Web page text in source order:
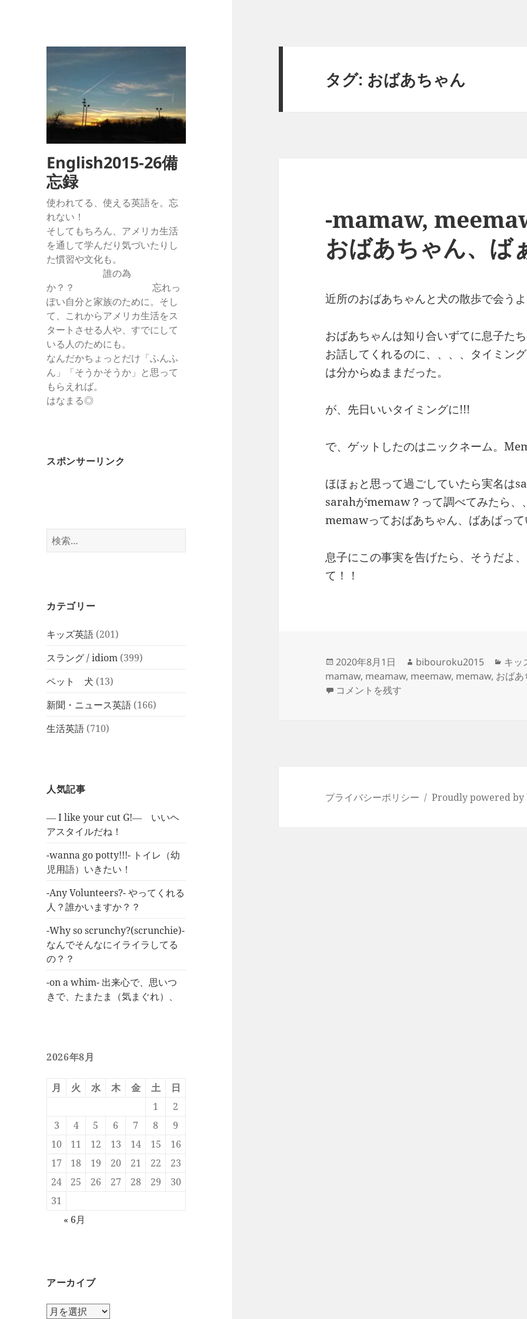
English2015-26備
忘録
使われてる、使える英語を。忘
れない！
そしてもちろん、アメリカ生活
を通して学んだり気づいたりし
た慣習や文化も。
誰の為
か？？ 忘れっ
ぽい自分と家族のために。そし
て、これからアメリカ生活をス
タートさせる人や、すでにして
いる人のためにも。
なんだかちょっとだけ「ふんふ
ん」「そうかそうか」と思って
もらえれば。
はなまる◎
スポンサーリンク
検
索:
カテゴリー
キッズ英語 (201)
スラング / idiom (399)
ペット 犬 (13)
新聞・ニュース英語 (166)
生活英語 (710)
人気記事
― I like your cut G!― いいヘ
アスタイルだね！
-wanna go potty!!!- トイレ（幼
児用語）いきたい！
-Any Volunteers?- やってくれる
人？誰かいますか？？
-Why so scrunchy?(scrunchie)-
なんでそんなにイライラしてる
の？？
-on a whim- 出来心で、思いつ
きで、たまたま（気まぐれ）、
2026年8月
月 火 水 木 金 土
日
1
2
3
4 5 6 7 8
9
10
11 12 13 14 15
16
17
18 19 20 21 22
23
24
25 26 27 28 29
30
31
« 6月
アーカイブ
ア
タグ: おばあちゃん
-mamaw,
おばあちゃん、ば
近所のおばあちゃんと犬の散歩で会う
おばあちゃんは知り合いずてに息子た
お話してくれるのに、、、、タイミン
は分からぬままだった。
が、先日いいタイミングに!!!
で、ゲットしたのはニックネーム。
ほほぉと思って過ごしていたら実名は
sarahがmemaw？って調べてみたら、
memawっておばあちゃん、ばあばって
息子にこの事実を告げたら、そうだよ
て！！
投
稿
日:
2020年8月1日
作
成
bibouroku2015
カ
テ
キッ
mamaw, meamaw, meemaw, memaw, おばあ
-mamaw, meemaw, memaw – おばあちゃ
コメントを残す
プライバシーポリシー Proudly powered by